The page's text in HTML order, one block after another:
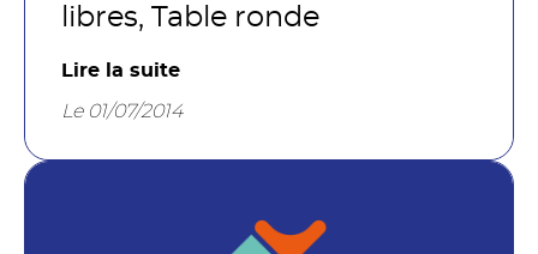
libres, Table ronde
Lire la suite
Le 01/07/2014